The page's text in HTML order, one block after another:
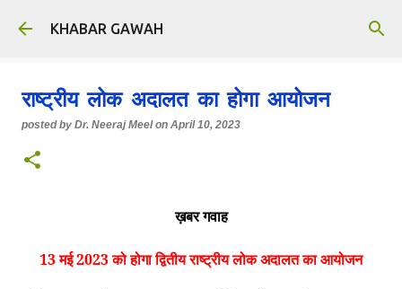
Skip to main content
KHABAR GAWAH
राष्ट्रीय लोक अदालत का होगा आयोजन
posted by Dr. Neeraj Meel on April 10, 2023
ख़बर गवाह
13 मई 2023 को होगा द्वितीय राष्ट्रीय लोक अदालत का आयोजन